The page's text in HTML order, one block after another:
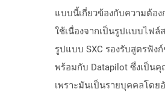
แบบนี้เกี่ยวข้องกับความต้อง
ใช้เนื่องจากเป็นรูปแบบไฟล์
รูปแบบ SXC รองรับสูตรฟัง
พร้อมกับ Datapilot ซึ่งเป็น
เพราะมันเป็นรายบุคคลโดย